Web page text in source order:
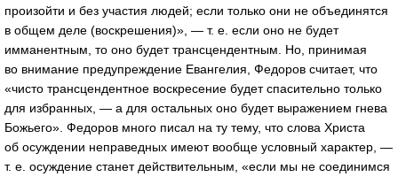
произойти и без участия людей; если только они не объединятся
в общем деле (воскрешения)», — т. е. если оно не будет
имманентным, то оно будет трансцендентным. Но, принимая
во внимание предупреждение Евангелия, Федоров считает, что
«чисто трансцендентное воскресение будет спасительно только
для избранных, — а для остальных оно будет выражением гнева
Божьего». Федоров много писал на ту тему, что слова Христа
об осуждении неправедных имеют вообще условный характер, —
т. е. осуждение станет действительным, «если мы не соединимся